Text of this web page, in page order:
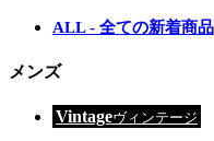
ALL - 全ての新着商品
メンズ
Vintageヴィンテージ